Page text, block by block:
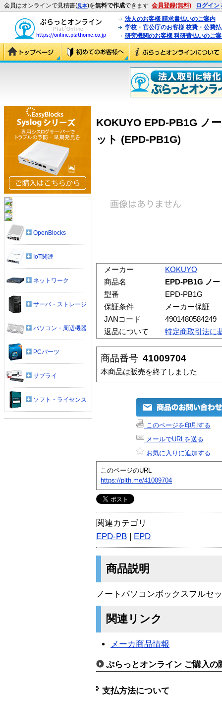
会員はオンラインで見積書(見本)を無料で作成できます 会員登録(無料) ログイン
法人のお客様 請求書払いのご案内
学校・官公庁のお客様 校費・公費
研究機関のお客様 科研費払いのご
KOKUYO EPD-PB1G ノ
ット (EPD-PB1G)
メーカー
KOKUYO
商品名
EPD-PB1G ノ
型番
EPD-PB1G
保証条件
メーカー保証
JANコード
4901480584249
返品について
特定商取引法に
商品番号 41009704
本商品は販売を終了しました
このページを印刷する
メールでURLを送る
お気に入りに追加する
このページのURL
https://plth.me/41009704
関連カテゴリ
EPD-PB | EPD
商品説明
ノートパソコンボックスフルセ
関連リンク
メーカ商品情報
ぷらっとオンライン ご購入の
支払方法について
OpenBlocks
IoT関連
ネットワーク
サーバ・ストレージ
パソコン・周辺機器
PCパーツ
サプライ
ソフト・ライセンス